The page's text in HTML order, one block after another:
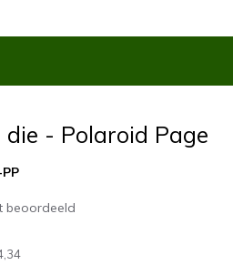
die - Polaroid Page
beoordeeld